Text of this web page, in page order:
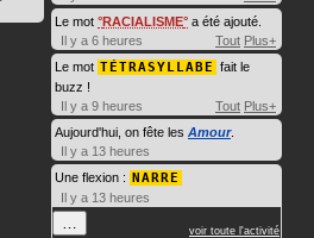
Le mot RACIALISME a été ajouté.
Il y a 6 heures
Tout Plus+
Le mot TÉTRASYLLABE fait le
buzz !
Il y a 9 heures
Tout Plus+
Aujourd'hui, on fête les Amour.
Il y a 13 heures
Une flexion : NARRE
Il y a 13 heures
voir toute l'activité